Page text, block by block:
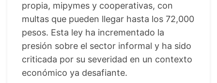
propia, mipymes y cooperativas, con
multas que pueden llegar hasta los 72,000
pesos. Esta ley ha incrementado la
presión sobre el sector informal y ha sido
criticada por su severidad en un contexto
económico ya desafiante.